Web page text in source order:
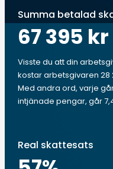
Summa betalad
67 395 kr
Visste du att din
kostar arbetsgivaren 28
Med andra ord, varje
intjänade pengar, går
Real skattesats